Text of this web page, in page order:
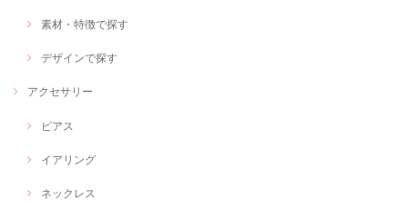
素材・特徴で探す
デザインで探す
アクセサリー
ピアス
イアリング
ネックレス